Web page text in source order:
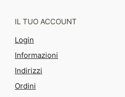
IL TUO ACCOUNT
Login
Informazioni
Indirizzi
Ordini